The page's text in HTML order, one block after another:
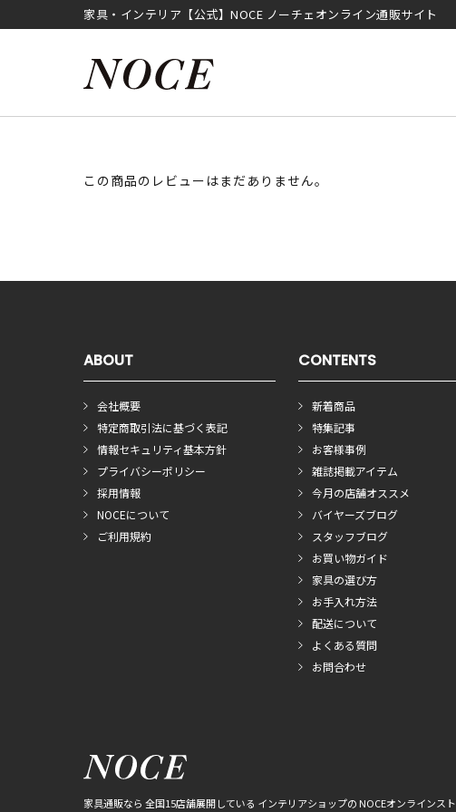
家具・インテリア【公式】NOCE ノーチェオンライン通販サイト
この商品のレビューはまだありません。
ABOUT
会社概要
特定商取引法に基づく表記
情報セキュリティ基本方針
プライバシーポリシー
採用情報
NOCEについて
ご利用規約
CONTENTS
新着商品
特集記事
お客様事例
雑誌掲載アイテム
今月の店舗オススメ
バイヤーズブログ
スタッフブログ
お買い物ガイド
家具の選び方
お手入れ方法
配送について
よくある質問
お問合わせ
家具通販なら 全国15店舗展開している インテリアショップの NOCEオンラインス